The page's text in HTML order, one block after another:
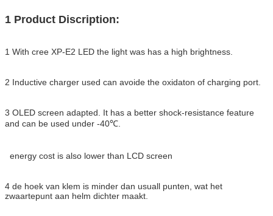
1 Product Discription:
1 With cree XP-E2 LED the light was has a high brightness.
2 Inductive charger used can avoide the oxidaton of charging port.
3 OLED screen adapted. It has a better shock-resistance feature
and can be used under -40℃.
energy cost is also lower than LCD screen
4 de hoek van klem is minder dan usuall punten, wat het
zwaartepunt aan helm dichter maakt.